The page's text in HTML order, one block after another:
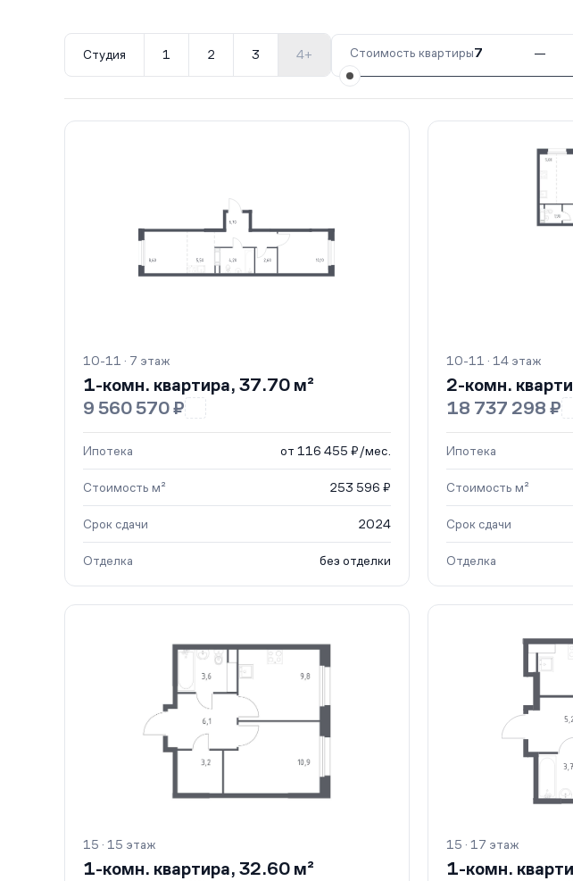
Студия 1 2 3 4+ Стоимость квартиры7 —
Все корпуса 10-11 47 кв. Сдан 1527 кв.Сдан
10-11 · 7 этаж
1-комн. квартира, 37.70 м²
9 560 570 ₽
Ипотека от 116 455 ₽/мес.
Стоимость м² 253 596 ₽
Срок сдачи 2024
Отделка без отделки
10-11 · 14 этаж
2-комн.
18 737 298 ₽
Ипотека
Стоимость м²
Срок сдачи
Отделка
15 · 15 этаж
1-комн. квартира, 32.60 м²
15 · 17 этаж
1-комн.